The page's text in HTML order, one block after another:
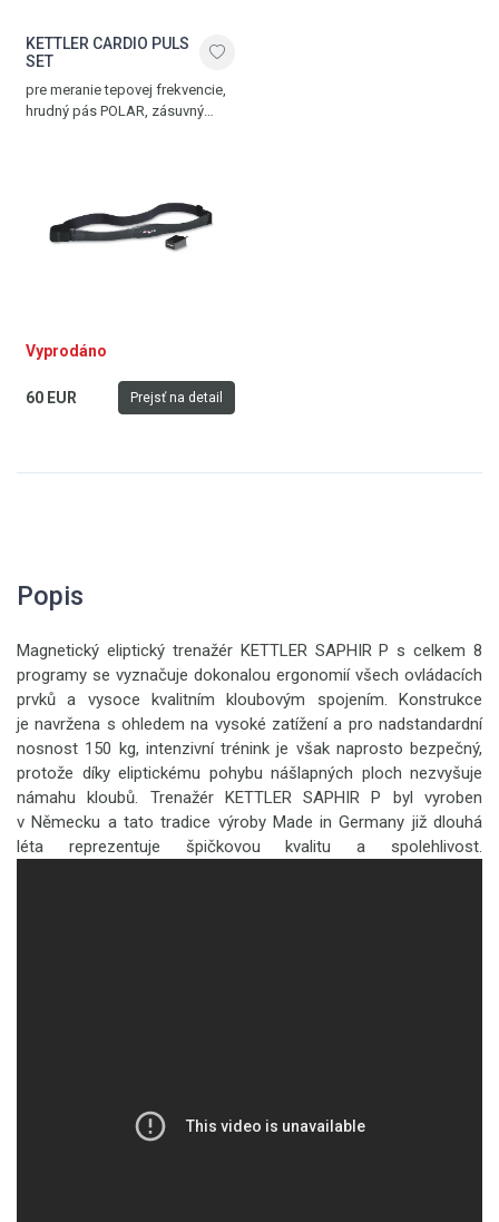
KETTLER CARDIO PULS
SET
pre meranie tepovej frekvencie,
hrudný pás POLAR, zásuvný
Vyprodáno
60 EUR Prejsť na detail
Popis
Magnetický eliptický trenažér KETTLER SAPHIR P s celkem 8
programy se vyznačuje dokonalou ergonomií všech ovládacích
prvků a vysoce kvalitním kloubovým spojením. Konstrukce
je navržena s ohledem na vysoké zatížení a pro nadstandardní
nosnost 150 kg, intenzivní trénink je však naprosto bezpečný,
protože díky eliptickému pohybu nášlapných ploch nezvyšuje
námahu kloubů. Trenažér KETTLER SAPHIR P byl vyroben
v Německu a tato tradice výroby Made in Germany již dlouhá
léta reprezentuje špičkovou kvalitu a spolehlivost.